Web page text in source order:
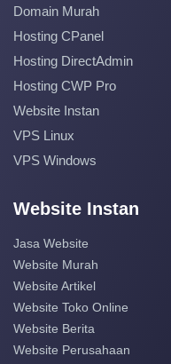
Domain Murah
Hosting CPanel
Hosting DirectAdmin
Hosting CWP Pro
Website Instan
VPS Linux
VPS Windows
Website Instan
Jasa Website
Website Murah
Website Artikel
Website Toko Online
Website Berita
Website Perusahaan